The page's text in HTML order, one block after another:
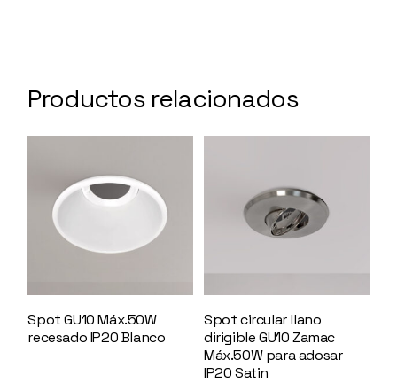
Productos relacionados
Spot GU10 Máx.50W
recesado IP20 Blanco
Spot circular llano
dirigible GU10 Zamac
Máx.50W para adosar
IP20 Satin